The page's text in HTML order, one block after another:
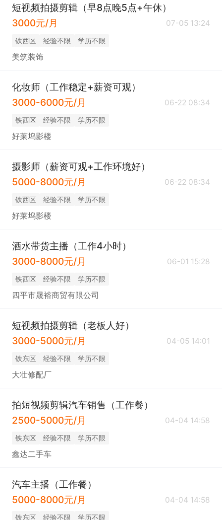
短视频拍摄剪辑（早8点晚5点+午休）
3000元/月
07-05 13:24
铁西区 经验不限 学历不限
美筑装饰
化妆师（工作稳定+薪资可观）
3000-6000元/月
06-22 08:34
铁西区 经验不限 学历不限
好莱坞影楼
摄影师（薪资可观+工作环境好）
5000-8000元/月
06-22 08:34
铁西区 经验不限 学历不限
好莱坞影楼
酒水带货主播（工作4小时）
3000-8000元/月
06-01 15:28
铁西区 经验不限 学历不限
四平市晟裕商贸有限公司
短视频拍摄剪辑（老板人好）
3000-5000元/月
04-05 14:01
铁东区 经验不限 学历不限
大壮修配厂
拍短视频剪辑汽车销售（工作餐）
2500-5000元/月
04-04 14:58
铁东区 经验不限 学历不限
鑫达二手车
汽车主播（工作餐）
5000-8000元/月
04-04 14:58
铁东区 经验不限 学历不限